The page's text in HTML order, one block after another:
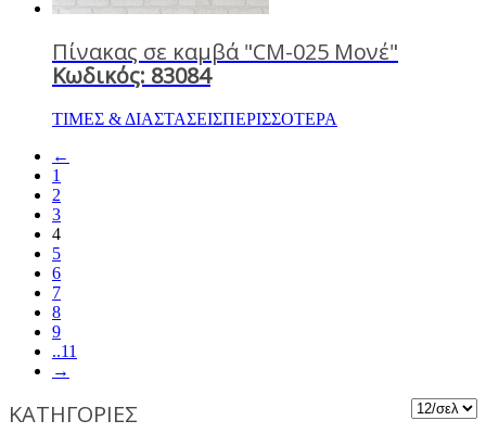
Πίνακας σε καμβά "CM-025 Μονέ"
Κωδικός: 83084
ΤΙΜΕΣ & ΔΙΑΣΤΑΣΕΙΣΠΕΡΙΣΣΟΤΕΡΑ
←
1
2
3
4
5
6
7
8
9
..11
→
ΚΑΤΗΓΟΡΙΕΣ